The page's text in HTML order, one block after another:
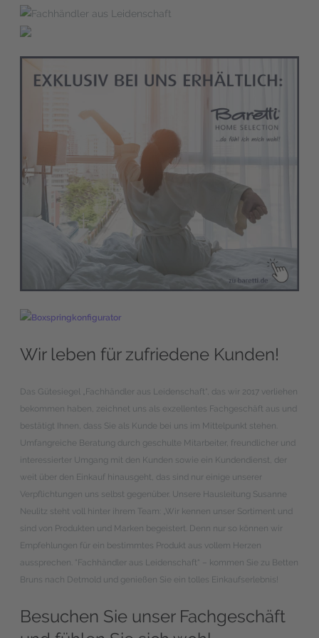
Wir leben für zufriedene Kunden!
Das Gütesiegel „Fachhändler aus Leidenschaft“, das wir 2017 verliehen
bekommen haben, zeichnet uns als exzellentes Fachgeschäft aus und
bestätigt Ihnen, dass Sie als Kunde bei uns im Mittelpunkt stehen.
Umfangreiche Beratung durch geschulte Mitarbeiter, freundlicher und
interessierter Umgang mit den Kunden sowie ein Kundendienst, der
weit über den Einkauf hinausgeht, das sind nur einige unserer
Verpflichtungen uns selbst gegenüber. Unsere Hausleitung Susanne
Neulitz steht voll hinter ihrem Team: „Wir kennen unser Sortiment und
sind von Produkten und Marken begeistert. Denn nur so können wir
Empfehlungen für ein bestimmtes Produkt aus vollem Herzen
aussprechen. “Fachhändler aus Leidenschaft“ – kommen Sie zu Betten
Bruns nach Detmold und genießen Sie ein tolles Einkaufserlebnis!
Besuchen Sie unser Fachgeschäft